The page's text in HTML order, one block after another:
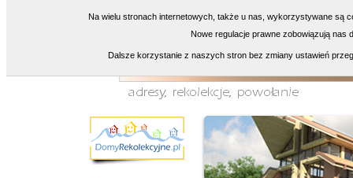
Na wielu stronach internetowych, także u nas, wykorzystywane są
Nowe regulacje prawne zobowiązują nas
Dalsze korzystanie z naszych stron bez zmiany ustawień